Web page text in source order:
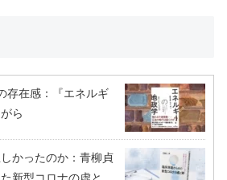
存在感：『エネルギ
ら
かったのか：青柳貞